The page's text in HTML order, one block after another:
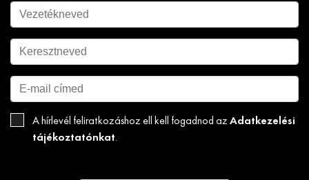
A hírlevél feliratkozáshoz ell kell fogadnod az Adatkezelési
tájékoztatónkat.